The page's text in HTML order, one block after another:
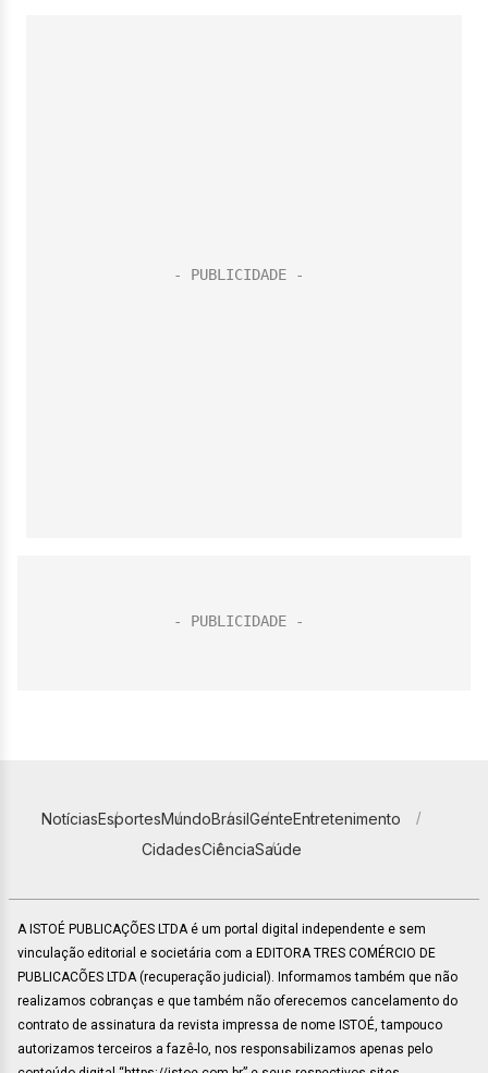
NotíciasEsportesMundoBrasilGenteEntretenimento
CidadesCiênciaSaúde
A ISTOÉ PUBLICAÇÕES LTDA é um portal digital independente e sem
vinculação editorial e societária com a EDITORA TRES COMÉRCIO DE
PUBLICACÕES LTDA (recuperação judicial). Informamos também que não
realizamos cobranças e que também não oferecemos cancelamento do
contrato de assinatura da revista impressa de nome ISTOÉ, tampouco
autorizamos terceiros a fazê-lo, nos responsabilizamos apenas pelo